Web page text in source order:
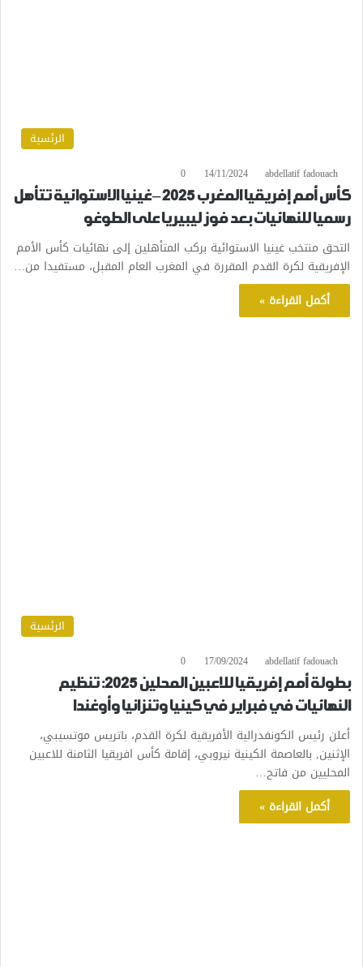
الرئسية
abdellatif fadouach
14/11/2024
0
كأس أمم إفريقيا المغرب 2025 – غينيا الاستوائية تتأهل
رسميا للنهائيات بعد فوز ليبيريا على الطوغو
التحق منتخب غينيا الاستوائية بركب المتأهلين إلى نهائيات كأس الأمم
الإفريقية لكرة القدم المقررة في المغرب العام المقبل، مستفيدا من…
أكمل القراءة »
الرئسية
abdellatif fadouach
17/09/2024
0
بطولة أمم إفريقيا للاعبين المحلين 2025: تنظيم
النهائيات في فبراير في كينيا وتنزانيا وأوغندا
أعلن رئيس الكونفدرالية الأفريقية لكرة القدم، باتريس موتسيبي،
الإثنين, بالعاصمة الكينية نيروبي، إقامة كأس افريقيا الثامنة للاعبين
المحليين من فاتح…
أكمل القراءة »